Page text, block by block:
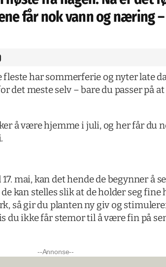
får nok vann og næring
har sommerferie og nyter late
det meste selv – bare du passer på
å være hjemme i juli, og her får du
mai, kan det hende de begynner å
kan stelles slik at de holder seg
så gir du planten ny giv og
du ikke får stemor til å være fin på
--Annonse--